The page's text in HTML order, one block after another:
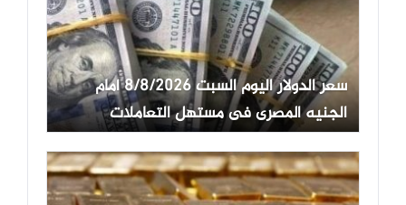
سعر الدولار اليوم السبت 8/8/2026 أمام
الجنيه المصرى فى مستهل التعاملات